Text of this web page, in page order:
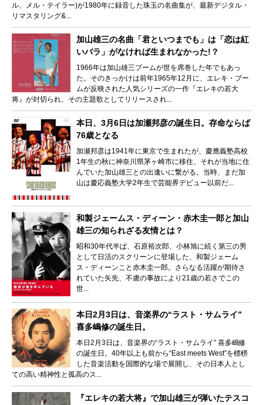
ル、メル・テイラー)が1980年に録音した珠玉の名曲集が、最新デジタル・
リマスタリング&...
加山雄三の名曲「君といつまでも」は「恋は紅
いバラ」がなければ生まれなかった!？
1966年は加山雄三ブームが世を席巻した年でもあっ
た。そのきっかけは前年1965年12月に、エレキ・ブー
ムが反映された人気シリーズの一作『エレキの若大
将』が封切られ、その主題歌としてリリースされ...
本日、3月6日は加瀬邦彦の誕生日。存命ならば
76歳となる
加瀬邦彦は1941年に東京で生まれたが、慶應義塾高校
1年生の秋に神奈川県茅ヶ崎市に移住、それが当地に住
んでいた加山雄三との出逢いに繋がる。当時、まだ加
山は慶応義塾大学2年生で芸能界デビュー以前だ...
和製ジェームス・ディーン・赤木圭一郎と加山
雄三の知られざる友情とは？
昭和30年代半ば、石原裕次郎、小林旭に続く第三の男
として日活のスクリーンに登場した、和製ジェーム
ス・ディーンこと赤木圭一郎。さらなる活躍が期待さ
れていた矢先、不慮の事故により21歳の若さでこの
世...
本日2月3日は、音楽界の“ラスト・サムライ”
喜多嶋修の誕生日。
本日2月3日は、音楽界の“ラスト・サムライ” 喜多嶋修
の誕生日。40年以上も前から“East meets West”を標榜
した音楽活動を国際的な場で展開し、その日本人とし
ての高い精神性と孤高のス...
『エレキの若大将』で加山雄三が弾いたテスコ